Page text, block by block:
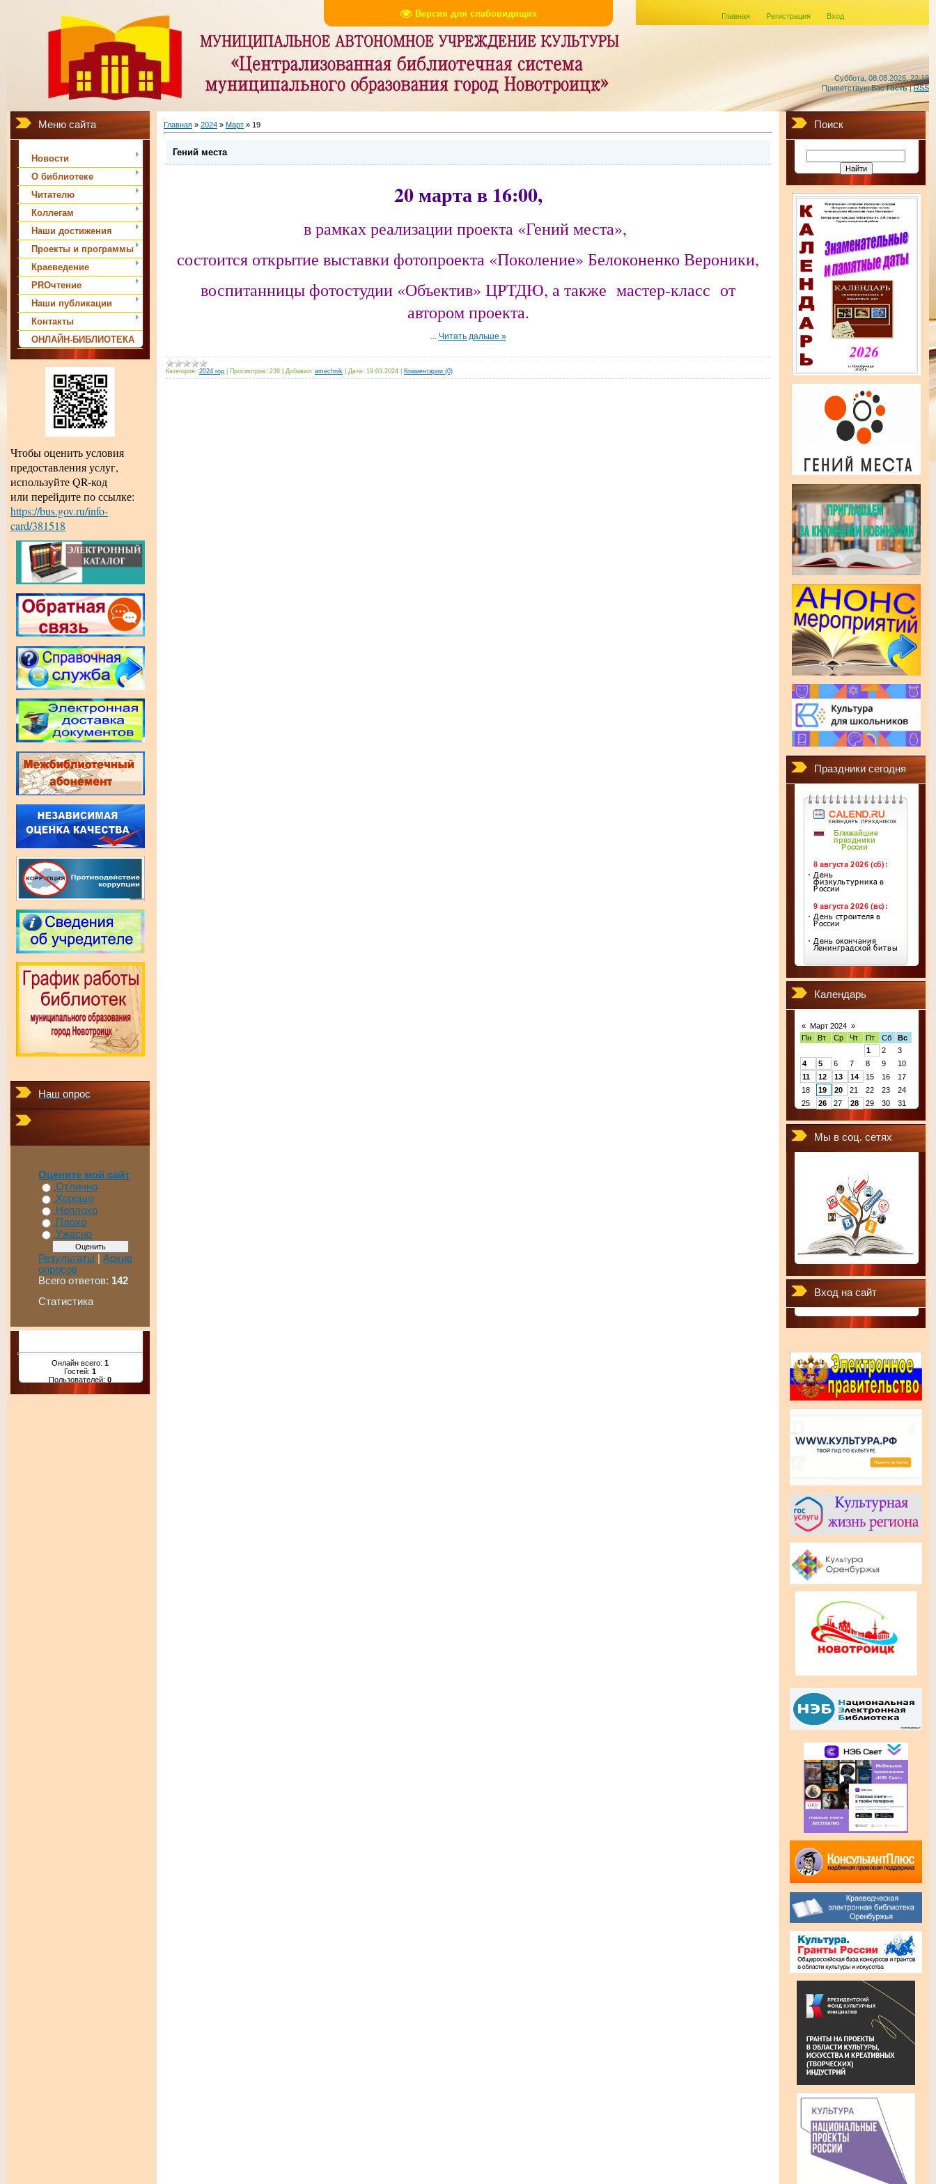
Версия для слабовидящих
Суббота, 08.08.2026, 22:19
Приветствую Вас Гость|RSS
Главная Регистрация Вход
Меню сайта
Новости
О библиотеке
Читателю
Коллегам
Наши достижения
Проекты и программы
Краеведение
PROчтение
Наши публикации
Контакты
ОНЛАЙН-БИБЛИОТЕКА
Чтобы оценить условия
предоставления услуг,
используйте QR-код
или перейдите по ссылке:
https://bus.gov.ru/info-
card/381518
Наш опрос
Оцените мой сайт
Отлично
Хорошо
Неплохо
Плохо
Ужасно
Результаты | Архив
опросов
Всего ответов: 142
Статистика
Онлайн всего: 1
Гостей: 1
Пользователей: 0
Главная » 2024 » Март » 19
Гений места
20 марта в 16:00,
в рамках реализации проекта «Гений места»,
состоится открытие выставки фотопроекта «Поколение» Белоконенко Вероники,
воспитанницы фотостудии «Объектив» ЦРТДЮ, а также мастер-класс от
автором проекта.
... Читать дальше »
Категория: 2024 год Просмотров: 238 Добавил: amechnik Дата: 19.03.2024 Комментарии (0)
Поиск
Праздники сегодня
Календарь
« Март 2024 »
Пн
Вт Ср Чт Пт Сб
Вс
1
2
3
4
5 6 7 8 9
10
11
12 13 14 15 16
17
18
19 20 21 22 23
24
25
26 27 28 29 30 31
Мы в соц. сетях
Вход на сайт